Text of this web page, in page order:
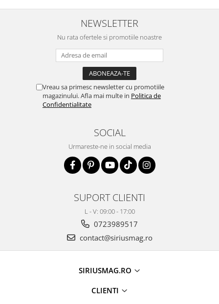
NEWSLETTER
Nu rata ofertele si promotiile noastre
Vreau sa primesc newsletter cu promotiile
magazinului. Afla mai multe in Politica de
Confidentialitate
SOCIAL
Urmareste-ne in social media
SUPORT CLIENTI
L - V: 09:00 - 17:00
0723989517
contact@siriusmag.ro
SIRIUSMAG.RO
CLIENTI